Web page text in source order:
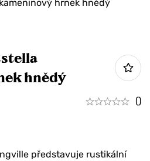
hnědý
()
představuje rustikální